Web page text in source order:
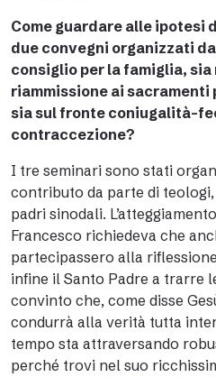
Come guardare alle ipotesi
due convegni organizzati
consiglio per la famiglia,
riammissione ai
sia sul fronte coniugalità-
contraccezione?
I tre seminari sono stati
contributo da parte di
padri sinodali.
Francesco richiedeva che
partecipassero alla
infine il Santo Padre a trarre
convinto che, come disse
condurrà alla verità tutta
tempo sta attraversando
perché trovi nel suo